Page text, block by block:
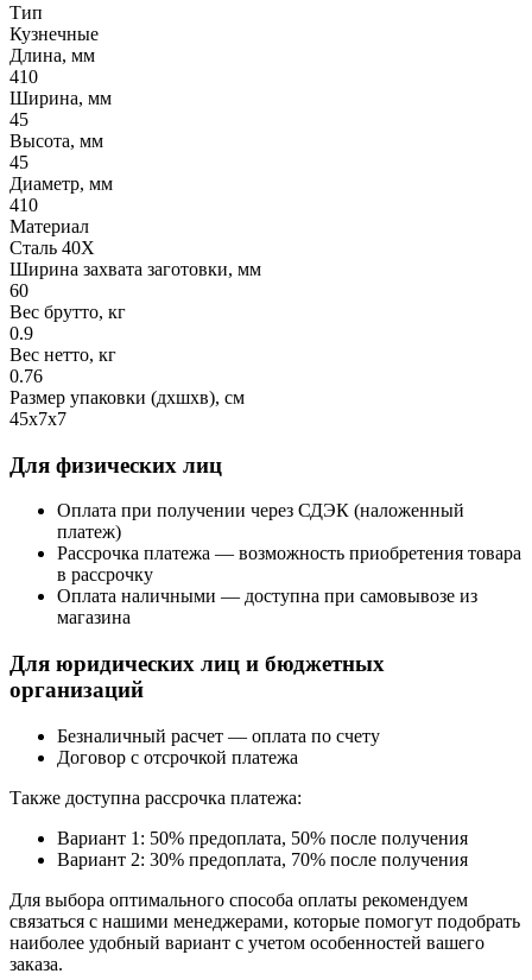
Тип
Кузнечные
Длина, мм
410
Ширина, мм
45
Высота, мм
45
Диаметр, мм
410
Материал
Сталь 40Х
Ширина захвата заготовки, мм
60
Вес брутто, кг
0.9
Вес нетто, кг
0.76
Размер упаковки (дхшхв), см
45х7х7
Для физических лиц
Оплата при получении через СДЭК (наложенный
платеж)
Рассрочка платежа — возможность приобретения товара
в рассрочку
Оплата наличными — доступна при самовывозе из
магазина
Для юридических лиц и бюджетных
организаций
Безналичный расчет — оплата по счету
Договор с отсрочкой платежа
Также доступна рассрочка платежа:
Вариант 1: 50% предоплата, 50% после получения
Вариант 2: 30% предоплата, 70% после получения
Для выбора оптимального способа оплаты рекомендуем
связаться с нашими менеджерами, которые помогут подобрать
наиболее удобный вариант с учетом особенностей вашего
заказа.